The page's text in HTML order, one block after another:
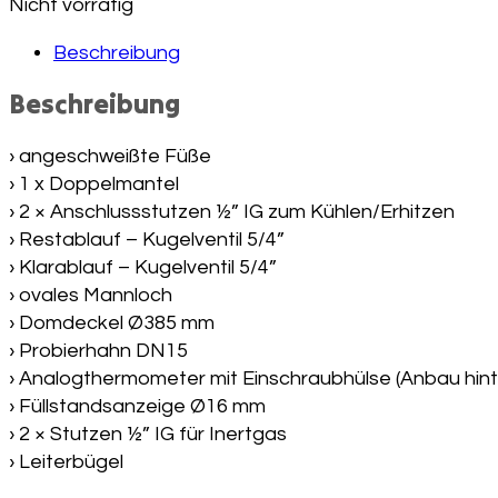
Nicht vorrätig
Beschreibung
Beschreibung
› angeschweißte Füße
› 1 x Doppelmantel
› 2 × Anschlussstutzen ½” IG zum Kühlen/Erhitzen
› Restablauf – Kugelventil 5/4”
› Klarablauf – Kugelventil 5/4”
› ovales Mannloch
› Domdeckel Ø385 mm
› Probierhahn DN15
› Analogthermometer mit Einschraubhülse (Anbau
› Füllstandsanzeige Ø16 mm
› 2 × Stutzen ½” IG für Inertgas
› Leiterbügel